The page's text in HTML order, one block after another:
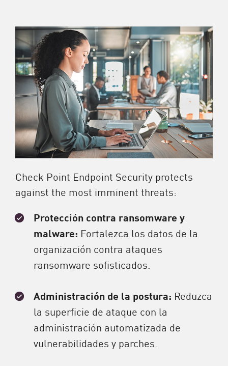
Check Point Endpoint Security protects
against the most imminent threats:
Protección contra ransomware y
malware: Fortalezca los datos de la
organización contra ataques
ransomware sofisticados.
Administración de la postura: Reduzca
la superficie de ataque con la
administración automatizada de
vulnerabilidades y parches.